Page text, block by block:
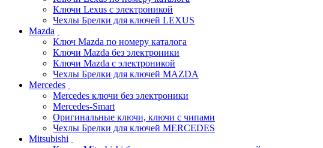
Ключи Lexus с электроникой
Чехлы Брелки для ключей LEXUS
Mazda
Ключ Mazda по номеру каталога
Ключи Mazda без электроники
Ключи Mazda с электроникой
Чехлы Брелки для ключей MAZDA
Mercedes
Mercedes ключи без электроники
Mercedes-Smart
Оригинальные ключи, ключи с чипами
Чехлы Брелки для ключей MERCEDES
Mitsubishi